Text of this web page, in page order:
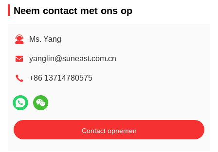
Neem contact met ons op
Ms. Yang
yanglin@suneast.com.cn
+86 13714780575
Contact opnemen